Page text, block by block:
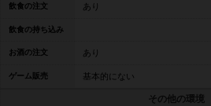
飲食の注文 あり
飲食の持ち込み
お酒の注文 あり
ゲーム販売 基本的にない
その他の環境